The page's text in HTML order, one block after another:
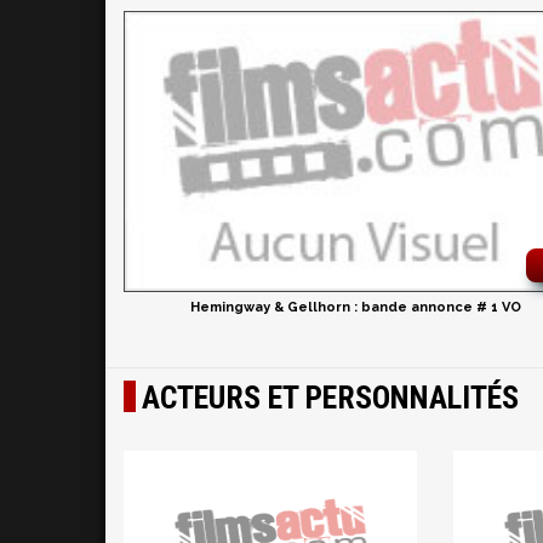
Hemingway & Gellhorn : bande annonce # 1 VO
ACTEURS ET PERSONNALITÉS